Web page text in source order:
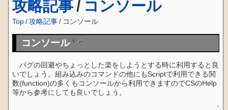
攻略記事 / コンソール
Top /攻略記事/ コンソール
コンソール†
バグの回避やちょっとした楽をしようとする時に利用すると良
いでしょう。組み込みのコマンドの他にもScriptで利用できる関
数(function)の多くもコンソールから利用できますのでCSのHelp
等から参考にしても良いでしょう。
↑